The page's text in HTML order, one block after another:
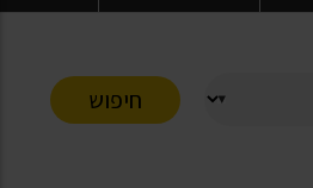
חיפוש